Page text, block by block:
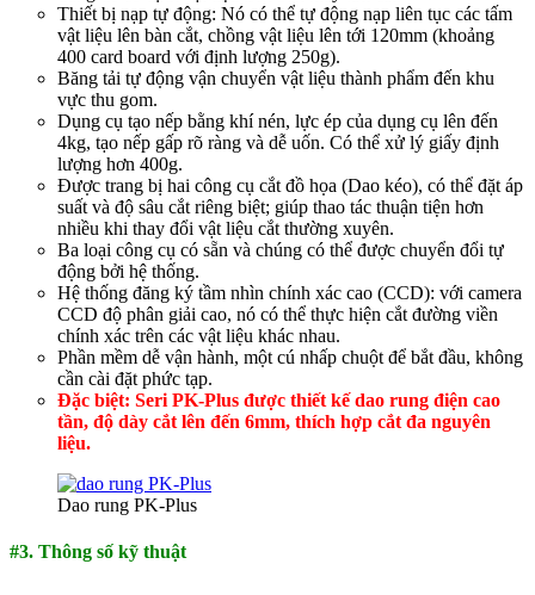
Thiết bị nạp tự động: Nó có thể tự động nạp liên tục các tấm
vật liệu lên bàn cắt, chồng vật liệu lên tới 120mm (khoảng
400 card board với định lượng 250g).
Băng tải tự động vận chuyển vật liệu thành phẩm đến khu
vực thu gom.
Dụng cụ tạo nếp bằng khí nén, lực ép của dụng cụ lên đến
4kg, tạo nếp gấp rõ ràng và dễ uốn. Có thể xử lý giấy định
lượng hơn 400g.
Được trang bị hai công cụ cắt đồ họa (Dao kéo), có thể đặt áp
suất và độ sâu cắt riêng biệt; giúp thao tác thuận tiện hơn
nhiều khi thay đổi vật liệu cắt thường xuyên.
Ba loại công cụ có sẵn và chúng có thể được chuyển đổi tự
động bởi hệ thống.
Hệ thống đăng ký tầm nhìn chính xác cao (CCD): với camera
CCD độ phân giải cao, nó có thể thực hiện cắt đường viền
chính xác trên các vật liệu khác nhau.
Phần mềm dễ vận hành, một cú nhấp chuột để bắt đầu, không
cần cài đặt phức tạp.
Đặc biệt: Seri PK-Plus được thiết kế dao rung điện cao
tần, độ dày cắt lên đến 6mm, thích hợp cắt đa nguyên
liệu.
Dao rung PK-Plus
#3. Thông số kỹ thuật